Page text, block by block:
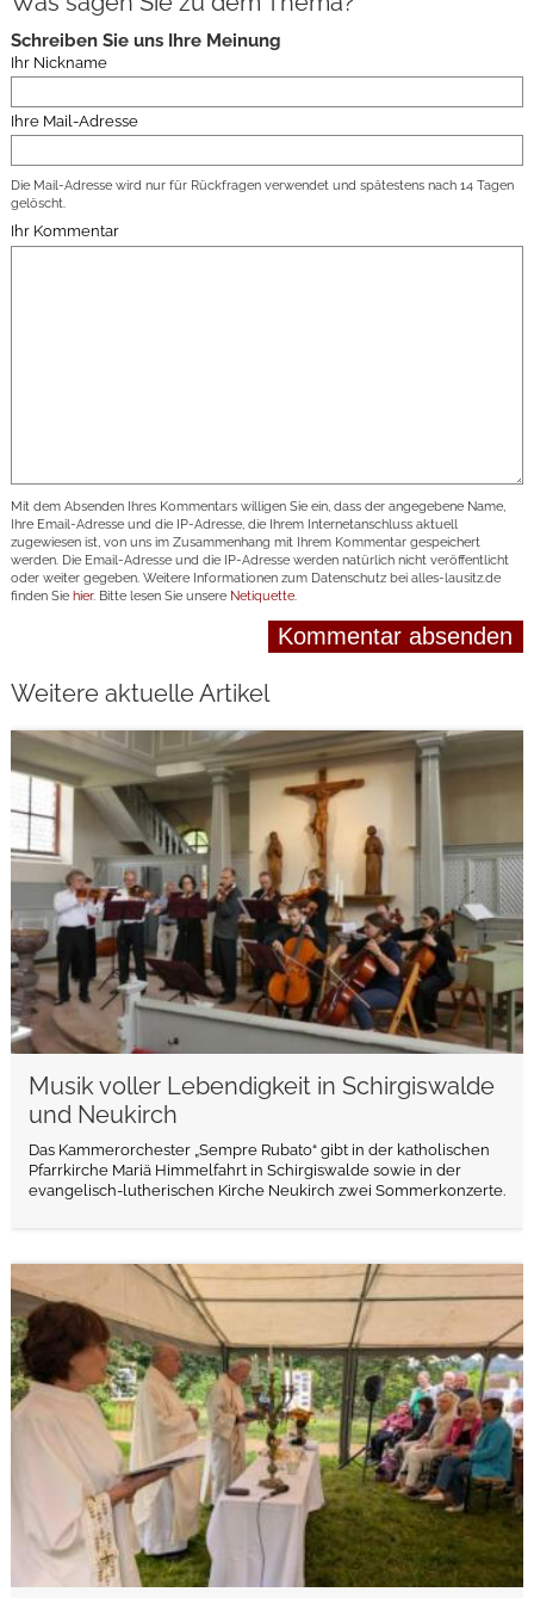
Schreiben Sie uns Ihre Meinung
Ihr Nickname
Ihre Mail-Adresse
Die Mail-Adresse wird nur für Rückfragen verwendet und spätestens nach 14 Tagen
gelöscht.
Ihr Kommentar
Mit dem Absenden Ihres Kommentars willigen Sie ein, dass der angegebene Name,
Ihre Email-Adresse und die IP-Adresse, die Ihrem Internetanschluss aktuell
zugewiesen ist, von uns im Zusammenhang mit Ihrem Kommentar gespeichert
werden. Die Email-Adresse und die IP-Adresse werden natürlich nicht veröffentlicht
oder weiter gegeben. Weitere Informationen zum Datenschutz bei alles-lausitz.de
finden Sie hier. Bitte lesen Sie unsere Netiquette.
Weitere aktuelle Artikel
Musik voller Lebendigkeit in Schirgiswalde
und Neukirch
Das Kammerorchester „Sempre Rubato“ gibt in der katholischen
Pfarrkirche Mariä Himmelfahrt in Schirgiswalde sowie in der
evangelisch-lutherischen Kirche Neukirch zwei Sommerkonzerte.
weiterlesen
weiterlesen